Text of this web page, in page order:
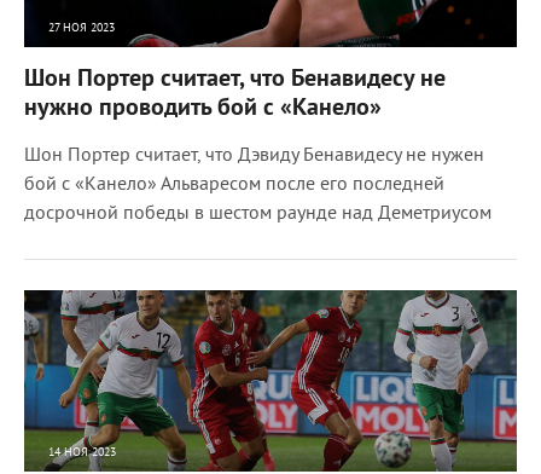
27 НОЯ 2023
Шон Портер считает, что Бенавидесу не
нужно проводить бой с «Канело»
Шон Портер считает, что Дэвиду Бенавидесу не нужен
бой с «Канело» Альваресом после его последней
досрочной победы в шестом раунде над Деметриусом
14 НОЯ 2023